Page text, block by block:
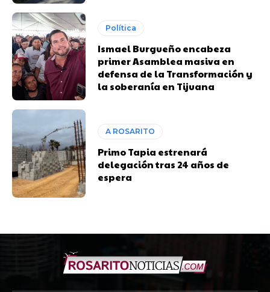
Política
Ismael Burgueño encabeza
primer Asamblea masiva en
defensa de la Transformación y
la soberanía en Tijuana
A ROSARITO
Primo Tapia estrenará
delegación tras 24 años de
espera